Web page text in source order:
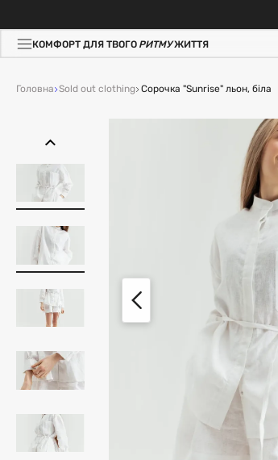
КОМФОРТ ДЛЯ ТВОГОРИТМУЖИТТЯ
Головна Sold out clothing Сорочка "Sunrise" льон, біла